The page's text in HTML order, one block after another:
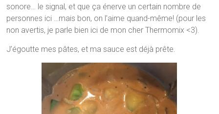
sonore… le signal, et que ça énerve un certain nombre de
personnes ici …mais bon, on l’aime quand-même! (pour les
non avertis, je parle bien ici de mon cher Thermomix <3).
J’égoutte mes pâtes, et ma sauce est déjà prête.